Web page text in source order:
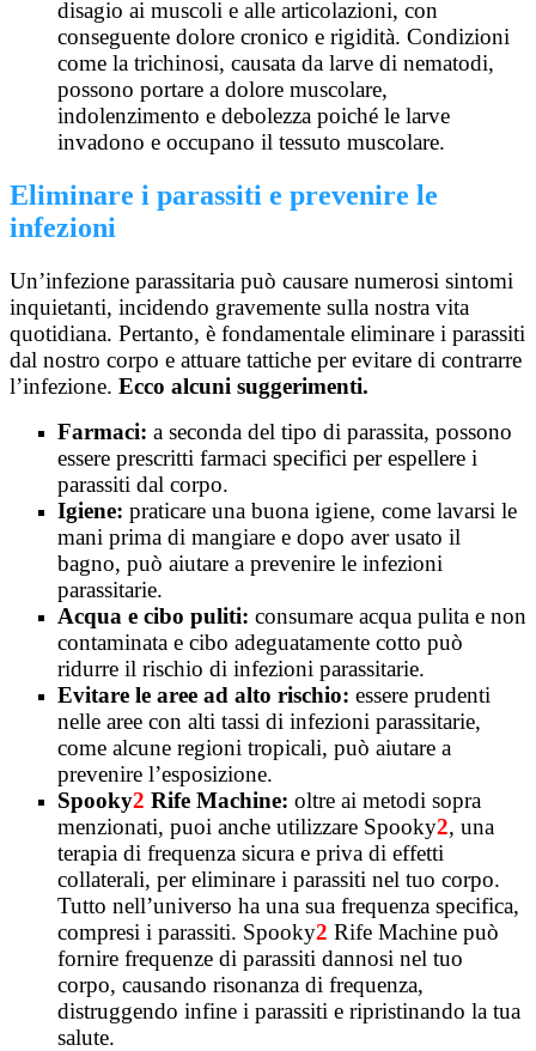
disagio ai muscoli e alle articolazioni, con
conseguente dolore cronico e rigidità. Condizioni
come la trichinosi, causata da larve di nematodi,
possono portare a dolore muscolare,
indolenzimento e debolezza poiché le larve
invadono e occupano il tessuto muscolare.
Eliminare i parassiti e prevenire le
infezioni
Un’infezione parassitaria può causare numerosi sintomi
inquietanti, incidendo gravemente sulla nostra vita
quotidiana. Pertanto, è fondamentale eliminare i parassiti
dal nostro corpo e attuare tattiche per evitare di contrarre
l’infezione. Ecco alcuni suggerimenti.
Farmaci: a seconda del tipo di parassita, possono
essere prescritti farmaci specifici per espellere i
parassiti dal corpo.
Igiene: praticare una buona igiene, come lavarsi le
mani prima di mangiare e dopo aver usato il
bagno, può aiutare a prevenire le infezioni
parassitarie.
Acqua e cibo puliti: consumare acqua pulita e non
contaminata e cibo adeguatamente cotto può
ridurre il rischio di infezioni parassitarie.
Evitare le aree ad alto rischio: essere prudenti
nelle aree con alti tassi di infezioni parassitarie,
come alcune regioni tropicali, può aiutare a
prevenire l’esposizione.
Spooky2 Rife Machine: oltre ai metodi sopra
menzionati, puoi anche utilizzare Spooky2, una
terapia di frequenza sicura e priva di effetti
collaterali, per eliminare i parassiti nel tuo corpo.
Tutto nell’universo ha una sua frequenza specifica,
compresi i parassiti. Spooky2 Rife Machine può
fornire frequenze di parassiti dannosi nel tuo
corpo, causando risonanza di frequenza,
distruggendo infine i parassiti e ripristinando la tua
salute.